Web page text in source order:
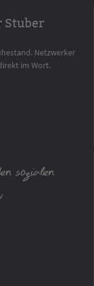
Stuber
Netzwerker
im Wort.
sozialen